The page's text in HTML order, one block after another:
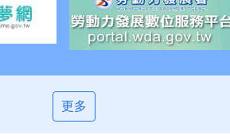
更多